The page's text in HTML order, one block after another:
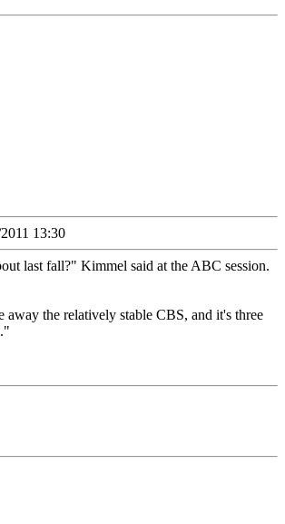
13:30
last fall?" Kimmel said at the ABC session.
the relatively stable CBS, and it's three